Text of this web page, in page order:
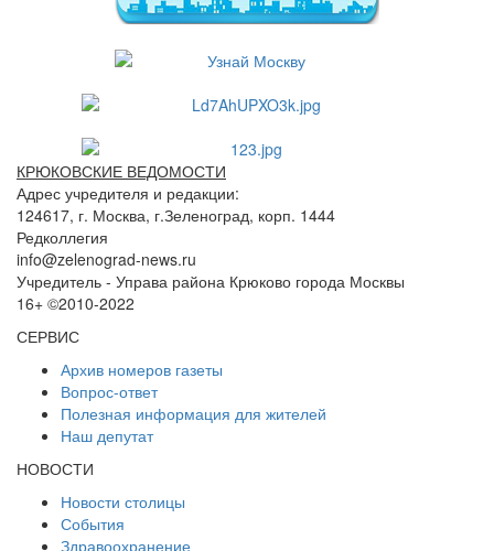
КРЮКОВСКИЕ ВЕДОМОСТИ
Адрес учредителя и редакции:
124617, г. Москва, г.Зеленоград, корп. 1444
Редколлегия
info@zelenograd-news.ru
Учредитель - Управа района Крюково города Москвы
16+ ©2010-2022
СЕРВИС
Архив номеров газеты
Вопрос-ответ
Полезная информация для жителей
Наш депутат
НОВОСТИ
Новости столицы
События
Здравоохранение